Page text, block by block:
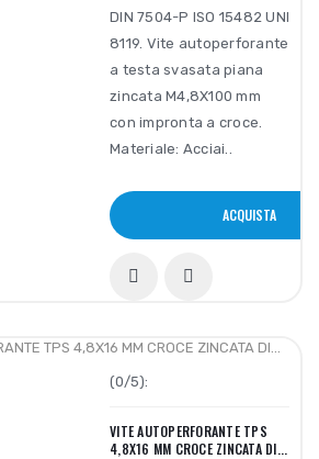
DIN 7504-P ISO 15482 UNI
8119. Vite autoperforante
a testa svasata piana
zincata M4,8X100 mm
con impronta a croce.
Materiale: Acciai..
ACQUISTA
(0/5):
VITE AUTOPERFORANTE TPS
4,8X16 MM CROCE ZINCATA DI...